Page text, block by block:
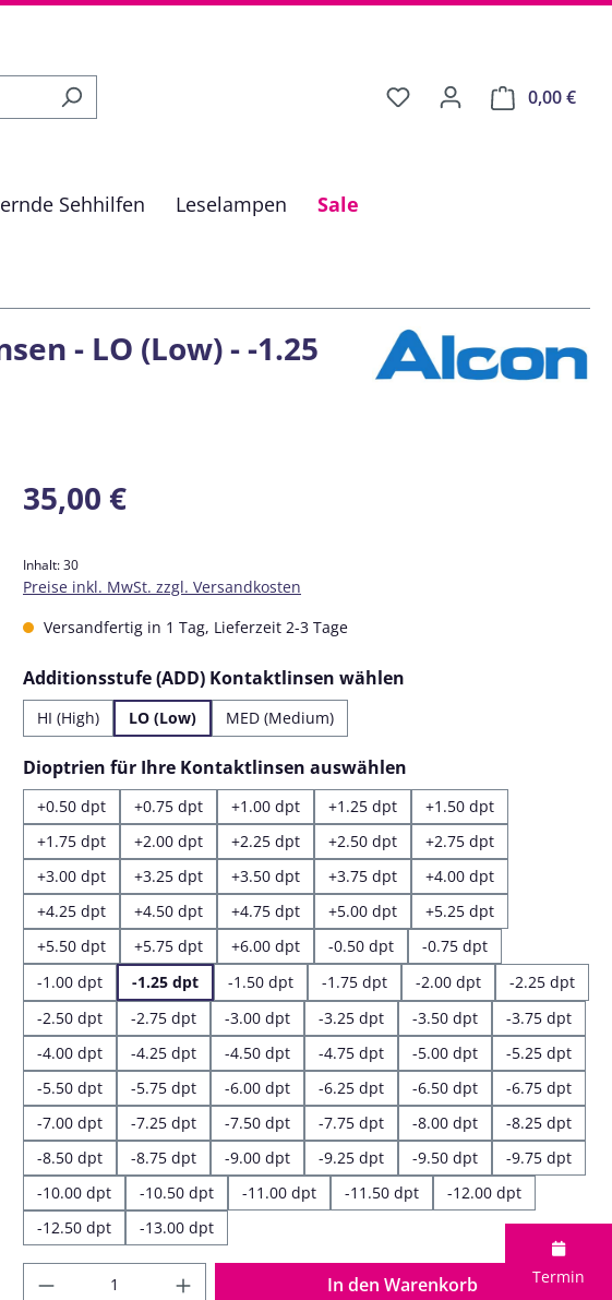
0,00 €
Sehhilfen Leselampen Sale
- LO (Low) - -1.25
Regulärer Preis:
35,00 €
Inhalt:30
Preise inkl. MwSt. zzgl. Versandkosten
Versandfertig in 1 Tag, Lieferzeit 2-3 Tage
Additionsstufe (ADD) Kontaktlinsen wählen
HI (High) LO (Low) MED (Medium)
Dioptrien für Ihre Kontaktlinsen auswählen
+0.50 dpt +0.75 dpt +1.00 dpt +1.25 dpt
+1.50 dpt
+1.75 dpt
+2.00 dpt +2.25 dpt +2.50 dpt
+2.75 dpt
+3.00 dpt
+3.25 dpt +3.50 dpt +3.75 dpt
+4.00 dpt
+4.25 dpt
+4.50 dpt +4.75 dpt +5.00 dpt
+5.25 dpt
+5.50 dpt
+5.75 dpt +6.00 dpt -0.50 dpt
-0.75 dpt
-1.00 dpt
-1.25 dpt -1.50 dpt -1.75 dpt -2.00 dpt
-2.25 dpt
-2.50 dpt
-2.75 dpt -3.00 dpt -3.25 dpt -3.50 dpt
-3.75 dpt
-4.00 dpt
-4.25 dpt -4.50 dpt -4.75 dpt -5.00 dpt
-5.25 dpt
-5.50 dpt
-5.75 dpt -6.00 dpt -6.25 dpt -6.50 dpt
-6.75 dpt
-7.00 dpt
-7.25 dpt -7.50 dpt -7.75 dpt -8.00 dpt
-8.25 dpt
-8.50 dpt
-8.75 dpt -9.00 dpt -9.25 dpt -9.50 dpt
-9.75 dpt
-10.00 dpt
-10.50 dpt -11.00 dpt -11.50 dpt
-12.00 dpt
-12.50 dpt
-13.00 dpt
Produkt Anzahl: Gib den gewünschten Wert
In den Warenkorb Termin